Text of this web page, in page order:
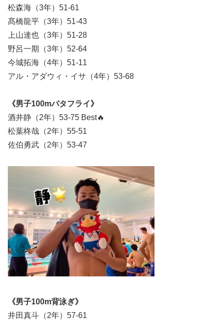
松森海（3年）51-61
髙橋龍平（3年）51-43
上山達也（3年）51-28
野呂一期（3年）52-64
今城拓海（4年）51-11
アル・アダウィ・イサ（4年）53-68
《男子100mバタフライ》
酒井静（2年）53-75 Best🔥
松葉柊哉（2年）55-51
佐伯勇武（2年）53-47
《男子100m背泳ぎ》
井田真斗（2年）57-61